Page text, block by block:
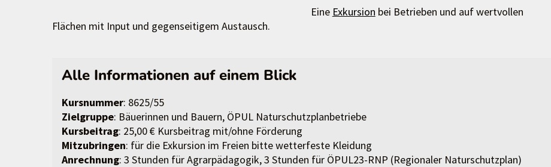
Eine Exkursion bei Betrieben und auf wertvollen
Flächen mit Input und gegenseitigem Austausch.
Alle Informationen auf einem Blick
Kursnummer: 8625/55
Zielgruppe: Bäuerinnen und Bauern, ÖPUL Naturschutzplanbetriebe
Kursbeitrag: 25,00 € Kursbeitrag mit/ohne Förderung
Mitzubringen: für die Exkursion im Freien bitte wetterfeste Kleidung
Anrechnung: 3 Stunden für Agrarpädagogik, 3 Stunden für ÖPUL23-RNP (Regionaler Naturschutzplan)